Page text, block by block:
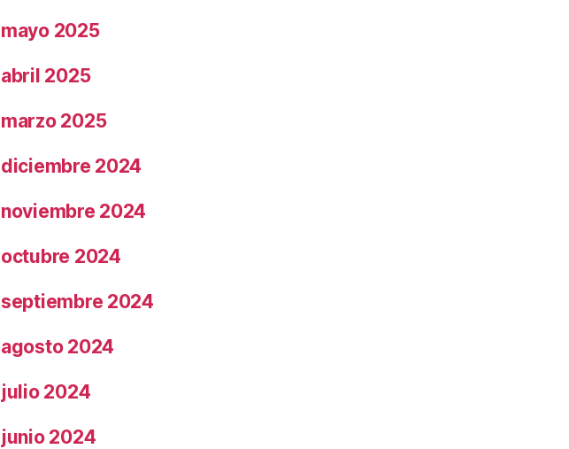
mayo 2025
abril 2025
marzo 2025
diciembre 2024
noviembre 2024
octubre 2024
septiembre 2024
agosto 2024
julio 2024
junio 2024